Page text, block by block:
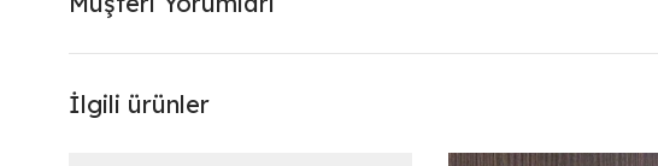
İlgili ürünler